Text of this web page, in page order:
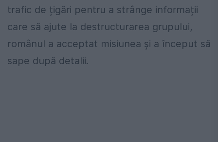
trafic de țigări pentru a strânge informații
care să ajute la destructurarea grupului,
românul a acceptat misiunea și a început să
sape după detalii.